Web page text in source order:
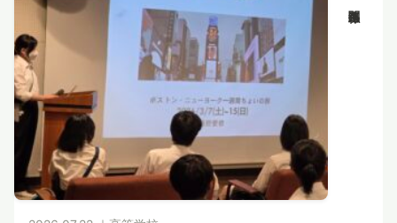
スタディツアー
ニュース
教員ブログ